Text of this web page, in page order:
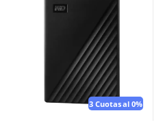
3 Cuotas al 0%